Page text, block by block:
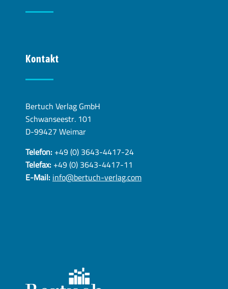
Kontakt
Bertuch Verlag GmbH
Schwanseestr. 101
D-99427 Weimar
Telefon:+49 (0) 3643-4417-24
Telefax:+49 (0) 3643-4417-11
E-Mail:info@bertuch-verlag.com